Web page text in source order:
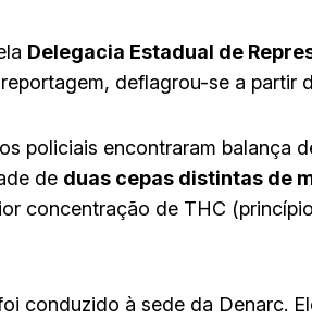
Delegacia Estadual de
deflagrou-se a partir
policiais encontraram balança
de duas cepas distintas de
concentração de THC
conduzido à sede da Denarc.